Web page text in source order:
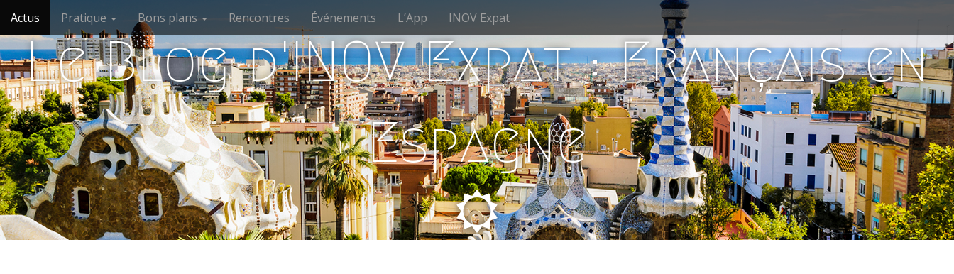
M
i
n
m
e
n
u
i
p
t
o
c
o
n
t
e
n
t
Actus Pratique Bons plans Rencontres Événements L’App INOV Expat
Le Blog d'INOV Expat : Français en
Espagne